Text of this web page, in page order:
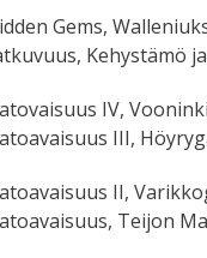
Gems,
Kehystämö
IV,
III,
II,
Teijon